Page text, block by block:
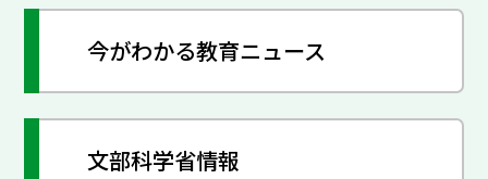
今がわかる教育ニュース
文部科学省情報